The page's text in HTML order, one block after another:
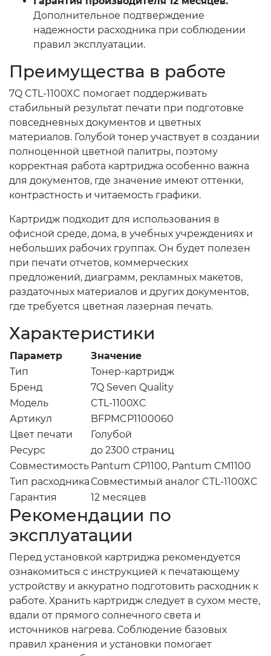
Дополнительное подтверждение
надежности расходника при соблюдении
правил эксплуатации.
Преимущества в работе
7Q CTL-1100XC помогает поддерживать
стабильный результат печати при подготовке
повседневных документов и цветных
материалов. Голубой тонер участвует в создании
полноценной цветной палитры, поэтому
корректная работа картриджа особенно важна
для документов, где значение имеют оттенки,
контрастность и читаемость графики.
Картридж подходит для использования в
офисной среде, дома, в учебных учреждениях и
небольших рабочих группах. Он будет полезен
при печати отчетов, коммерческих
предложений, диаграмм, рекламных макетов,
раздаточных материалов и других документов,
где требуется цветная лазерная печать.
Характеристики
Параметр
Значение
Тип
Тонер-картридж
Бренд
7Q Seven Quality
Модель
CTL-1100XC
Артикул
BFPMCP1100060
Цвет печати
Голубой
Ресурс
до 2300 страниц
Совместимость Pantum CP1100, Pantum CM1100
Тип расходника Совместимый аналог CTL-1100XC
Гарантия
12 месяцев
Рекомендации по
эксплуатации
Перед установкой картриджа рекомендуется
ознакомиться с инструкцией к печатающему
устройству и аккуратно подготовить расходник к
работе. Хранить картридж следует в сухом месте,
вдали от прямого солнечного света и
источников нагрева. Соблюдение базовых
правил хранения и установки помогает